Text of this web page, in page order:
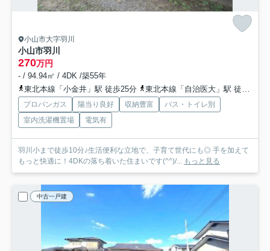
小山市大字羽川
小山市羽川
270万円
- / 94.94㎡ / 4DK /築55年
東北本線「小金井」駅 徒歩25分
東北本線「自治医大」駅 徒歩64分
プロパンガス 陽当り良好 収納豊富
バス・トイレ別
室内洗濯機置場
電気有
羽川小まで徒歩10分♪生活便利な立地で、子育て世代にも◎ 手を加えて
もっと快適に！4DKの落ち着いた住まいです(^^)/... もっと見る
中古一戸建